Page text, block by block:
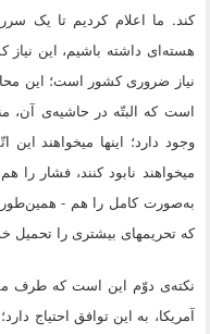
کند. ما اعلام کردیم تا یک
هسته‌اى داشته باشیم، این
نیاز ضرورى کشور است؛ این
است که البتّه در حاشیه‌ى آن،
وجود دارد؛ اینها میخواهند این
میخواهند نابود کنند، فشار را
به‌صورت کامل را هم - همین‌طور
که تحریمهاى بیشترى را تحمیل
نکته‌ى دوّم این است که طرف
آمریکا، به این توافق احتیاج